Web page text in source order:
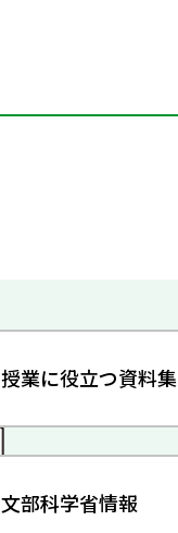
授業に役立つ資料集
文部科学省情報